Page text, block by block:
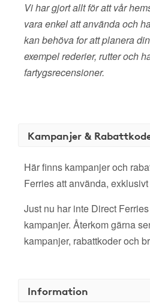
Vi har gjort allt för att vår
vara enkel att använda och
kan behöva for att planera
exempel rederier, rutter och
fartygsrecensioner.
Kampanjer &
Här finns kampanjer och
Ferries att använda,
Just nu har inte Direct
kampanjer. Återkom gärna
kampanjer, rabattkoder och
Information